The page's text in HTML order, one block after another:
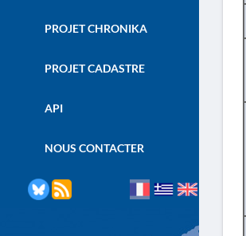
PROJET CHRONIKA
PROJET CADASTRE
API
NOUS CONTACTER